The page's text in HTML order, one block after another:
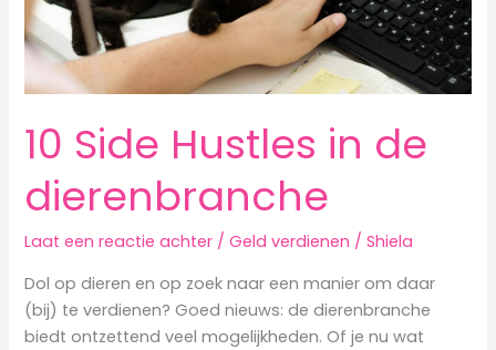
10 Side Hustles in de
dierenbranche
Laat een reactie achter /Geld verdienen /Shiela
Dol op dieren en op zoek naar een manier om daar
(bij) te verdienen? Goed nieuws: de dierenbranche
biedt ontzettend veel mogelijkheden. Of je nu wat